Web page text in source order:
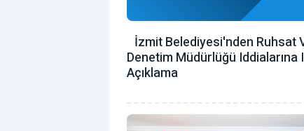
İzmit Belediyesi'nden Ruhsat
Denetim Müdürlüğü Iddialarına
Açıklama